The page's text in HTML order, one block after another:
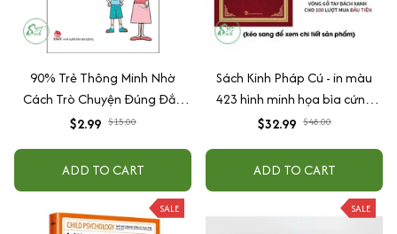
90% Trẻ Thông Minh Nhờ
Cách Trò Chuyện Đúng Đắn
Của Cha Mẹ
$2.99 $15.00
ADD TO CART
Sách Kinh Pháp Cú - in màu
423 hình minh họa bìa cứng
cao cấp + tặng kèm vòng tay
$32.99 $48.00
ADD TO CART
SALE SALE